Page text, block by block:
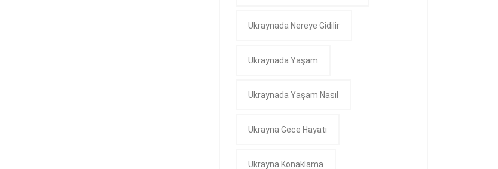
Ukraynada Nereye Gidilir
Ukraynada Yaşam
Ukraynada Yaşam Nasıl
Ukrayna Gece Hayatı
Ukrayna Konaklama